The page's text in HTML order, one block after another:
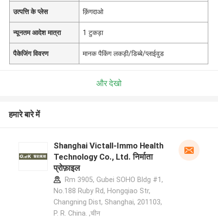
उत्पत्ति के प्लेस क़िंगदाओ
न्यूनतम आदेश मात्रा 1 टुकड़ा
पैकेजिंग विवरण मानक पैकिंग लकड़ी/डिब्बे/प्लाईवुड
और देखो
हमारे बारे में
Shanghai Victall-Immo Health
Technology Co., Ltd. निर्माता
प्रोफ़ाइल
Rm 3905, Gubei SOHO Bldg #1,
No.188 Ruby Rd, Hongqiao Str,
Changning Dist, Shanghai, 201103,
P. R. China. ,चीन